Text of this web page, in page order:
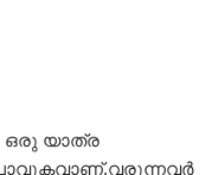
ഒരു യാത്ര